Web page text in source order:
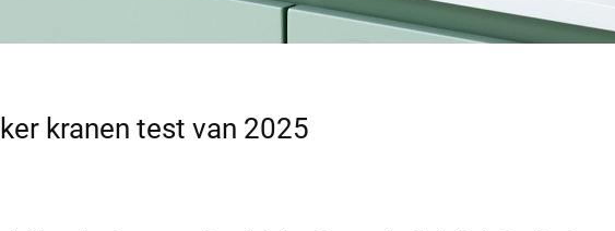
kranen test van 2025